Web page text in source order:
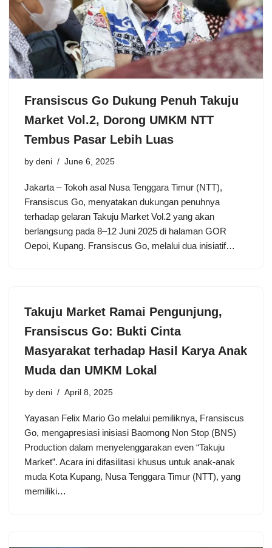
Fransiscus Go Dukung Penuh Takuju
Market Vol.2, Dorong UMKM NTT
Tembus Pasar Lebih Luas
by deni June 6, 2025
Jakarta – Tokoh asal Nusa Tenggara Timur (NTT),
Fransiscus Go, menyatakan dukungan penuhnya
terhadap gelaran Takuju Market Vol.2 yang akan
berlangsung pada 8–12 Juni 2025 di halaman GOR
Oepoi, Kupang. Fransiscus Go, melalui dua inisiatif…
Takuju Market Ramai Pengunjung,
Fransiscus Go: Bukti Cinta
Masyarakat terhadap Hasil Karya Anak
Muda dan UMKM Lokal
by deni April 8, 2025
Yayasan Felix Mario Go melalui pemiliknya, Fransiscus
Go, mengapresiasi inisiasi Baomong Non Stop (BNS)
Production dalam menyelenggarakan even “Takuju
Market”. Acara ini difasilitasi khusus untuk anak-anak
muda Kota Kupang, Nusa Tenggara Timur (NTT), yang
memiliki…